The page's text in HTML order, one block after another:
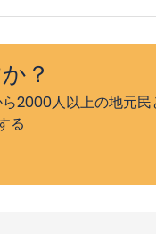
？
2000人以上の地元民
る